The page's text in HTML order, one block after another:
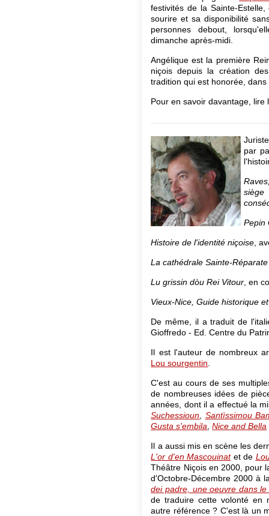
festivités de la Sainte-
sourire et sa disponibilité
personnes debout,
dimanche après-midi.
Angélique est la première
niçois depuis la création
tradition qui est honorée,
Pour en savoir davantage,
par
Pepin
Histoire de l'identité niçoise ,
La cathédrale Sainte-
Lu grissin dòu Rei Vitour , en
Vieux-Nice, Guide historique
De même, il a traduit de
Gioffredo - Ed. Centre du
Il est l'auteur de nombreux
Lou sourgentin
C'est au cours de ses
de nombreuses idées de
années, dont il a effectué la
Suchessioun
Santìssimou
Gusta s'embila ,Nice and Bella
Il a aussi mis en scène les
L'or d'en Mascouinatet de
Théâtre Niçois en 2000, pour
d'Octobre-Décembre 2000 à
dei padre, une oeuvre dans le
de traduire cette volonté en
autre référence ? C'est là un